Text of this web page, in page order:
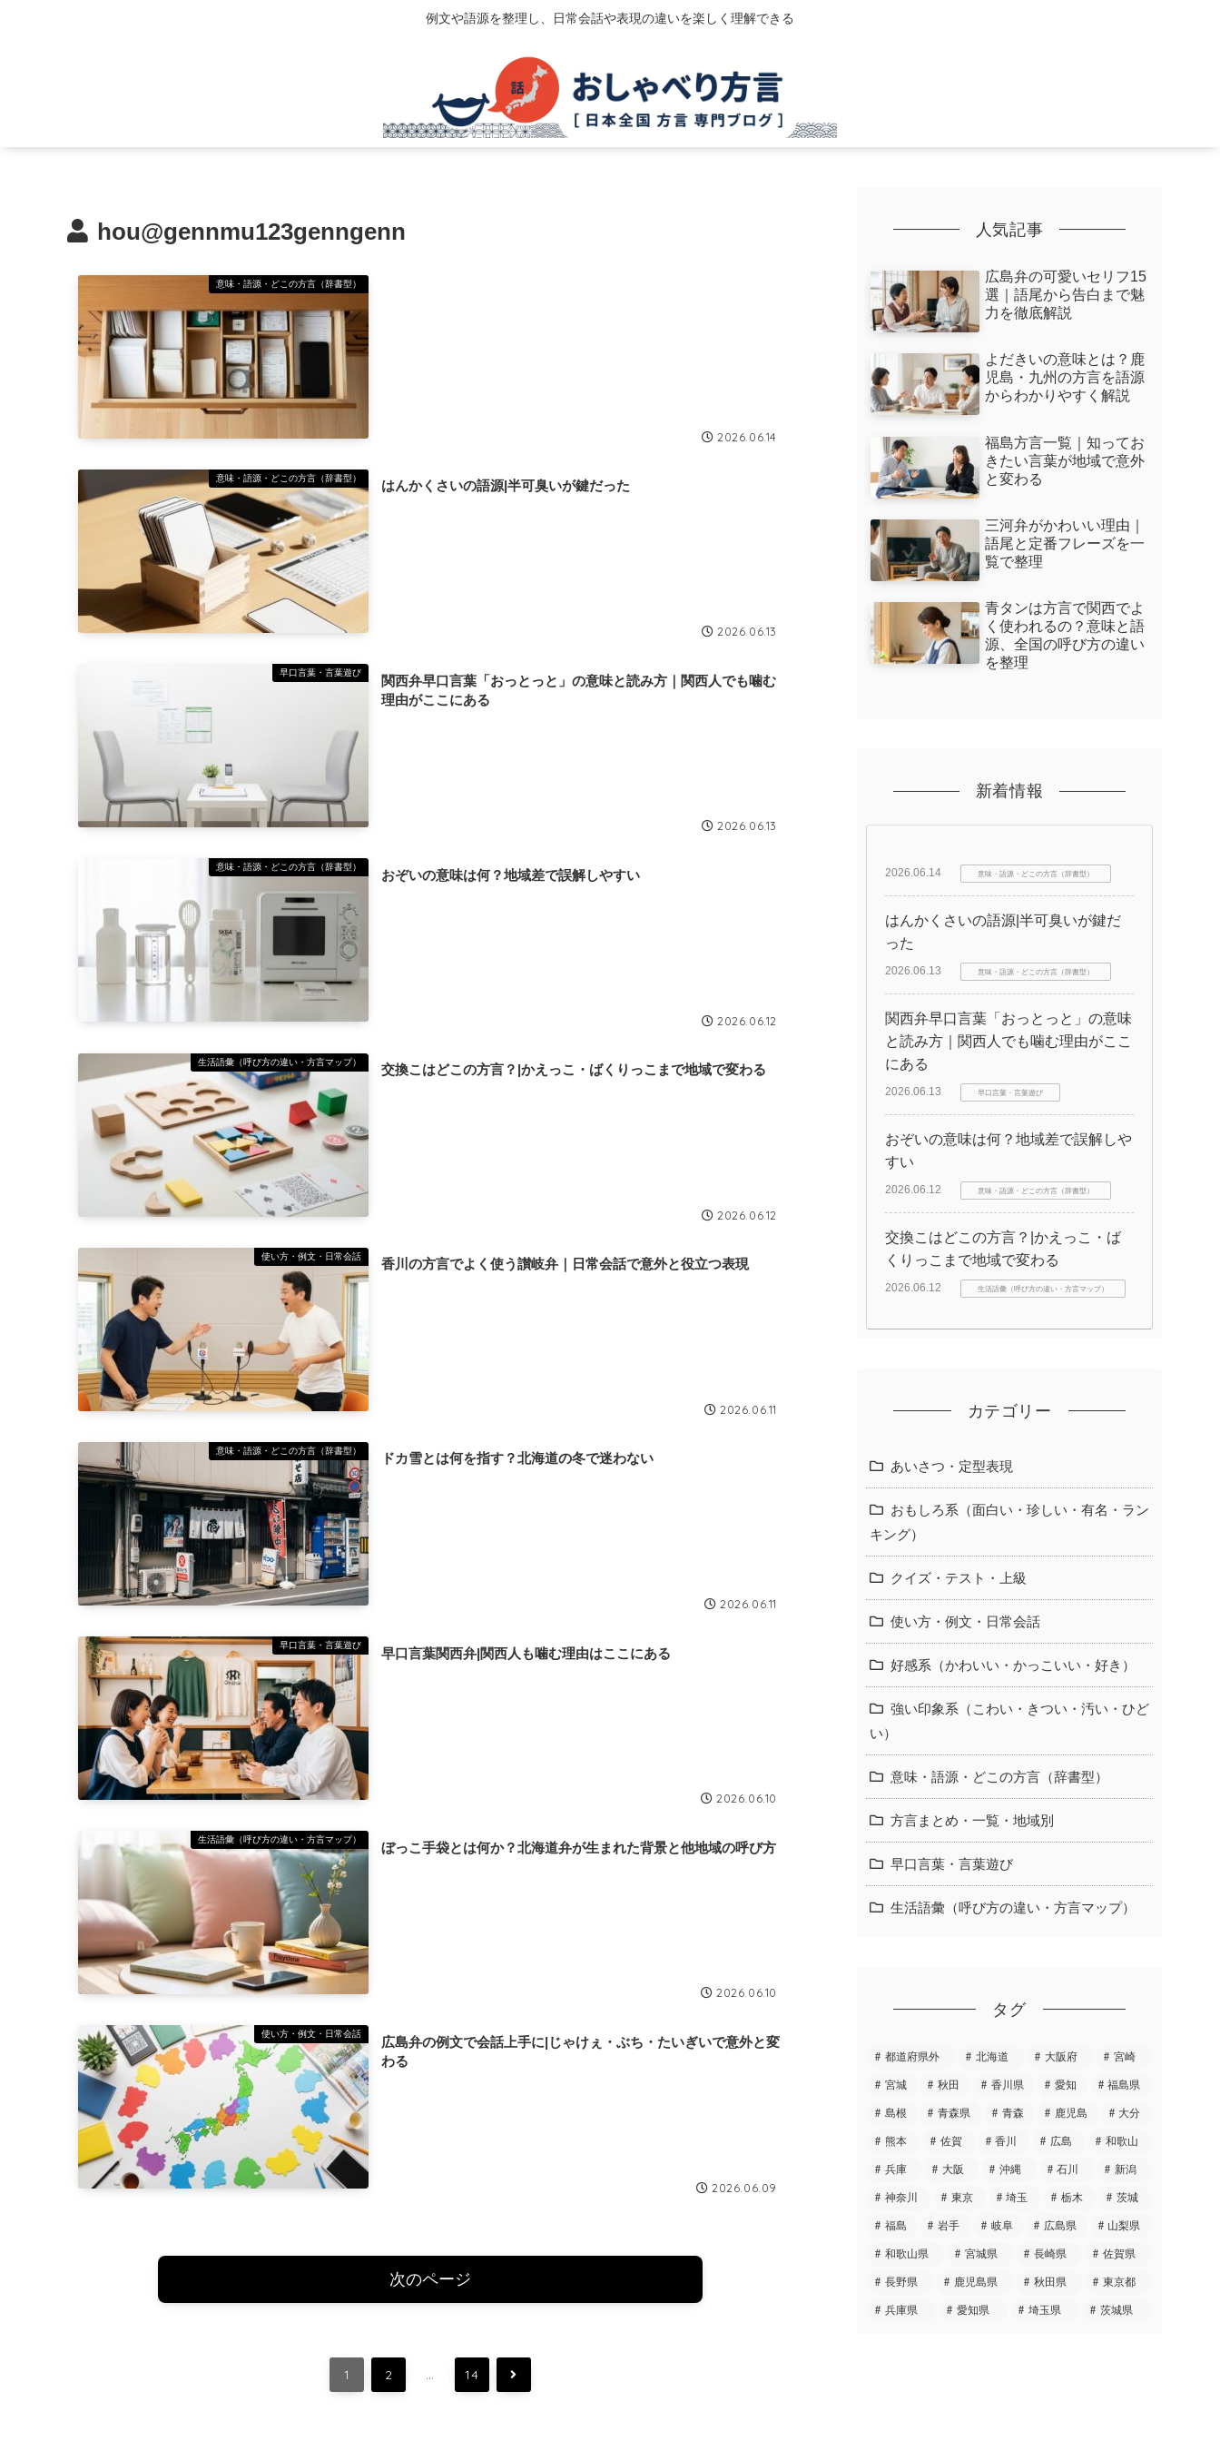
例文や語源を整理し、日常会話や表現の違いを楽しく理解できる
hou@gennmu123genngenn
意味・語源・どこの方言（辞書型）
2026.06.14
意味・語源・どこの方言（辞書型） はんかくさいの語源|半可臭いが鍵だった
2026.06.13
早口言葉・言葉遊び
関西弁早口言葉「おっとっと」の意味と読み方｜関西人でも噛む
理由がここにある
2026.06.13
意味・語源・どこの方言（辞書型） おぞいの意味は何？地域差で誤解しやすい
2026.06.12
生活語彙（呼び方の違い・方言マップ） 交換こはどこの方言？|かえっこ・ばくりっこまで地域で変わる
2026.06.12
使い方・例文・日常会話 香川の方言でよく使う讃岐弁｜日常会話で意外と役立つ表現
2026.06.11
意味・語源・どこの方言（辞書型） ドカ雪とは何を指す？北海道の冬で迷わない
2026.06.11
早口言葉・言葉遊び 早口言葉関西弁|関西人も噛む理由はここにある
2026.06.10
生活語彙（呼び方の違い・方言マップ） ぼっこ手袋とは何か？北海道弁が生まれた背景と他地域の呼び方
2026.06.10
使い方・例文・日常会話
広島弁の例文で会話上手に|じゃけぇ・ぶち・たいぎいで意外と変
わる
2026.06.09
次のページ
1 2 … 14 次
人気記事
広島弁の可愛いセリフ15
選｜語尾から告白まで魅
力を徹底解説
よだきいの意味とは？鹿
児島・九州の方言を語源
からわかりやすく解説
福島方言一覧｜知ってお
きたい言葉が地域で意外
と変わる
三河弁がかわいい理由｜
語尾と定番フレーズを一
覧で整理
青タンは方言で関西でよ
く使われるの？意味と語
源、全国の呼び方の違い
を整理
新着情報
2026.06.14 意味・語源・どこの方言（辞書型）
はんかくさいの語源|半可臭いが鍵だ
った
2026.06.13 意味・語源・どこの方言（辞書型）
関西弁早口言葉「おっとっと」の意味
と読み方｜関西人でも噛む理由がここ
にある
2026.06.13 早口言葉・言葉遊び
おぞいの意味は何？地域差で誤解しや
すい
2026.06.12 意味・語源・どこの方言（辞書型）
交換こはどこの方言？|かえっこ・ば
くりっこまで地域で変わる
2026.06.12 生活語彙（呼び方の違い・方言マップ）
カテゴリー
あいさつ・定型表現
おもしろ系（面白い・珍しい・有名・ラン
キング）
クイズ・テスト・上級
使い方・例文・日常会話
好感系（かわいい・かっこいい・好き）
強い印象系（こわい・きつい・汚い・ひど
い）
意味・語源・どこの方言（辞書型）
方言まとめ・一覧・地域別
早口言葉・言葉遊び
生活語彙（呼び方の違い・方言マップ）
タグ
都道府県外 北海道 大阪府 宮崎
宮城 秋田 香川県 愛知 福島県
島根 青森県 青森 鹿児島 大分
熊本 佐賀 香川 広島 和歌山
兵庫 大阪 沖縄 石川 新潟
神奈川 東京 埼玉 栃木 茨城
福島 岩手 岐阜 広島県 山梨県
和歌山県 宮城県 長崎県 佐賀県
長野県 鹿児島県 秋田県 東京都
兵庫県 愛知県 埼玉県 茨城県